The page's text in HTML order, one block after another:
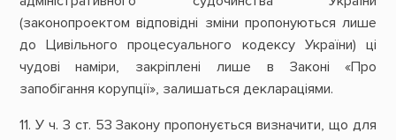
(законопроектом відповідні зміни пропонуються лише
до Цивільного процесуального кодексу України) ці
чудові наміри, закріплені лише в Законі «Про
запобігання корупції», залишаться деклараціями.
11. У ч. 3 ст. 53 Закону пропонується визначити, що для